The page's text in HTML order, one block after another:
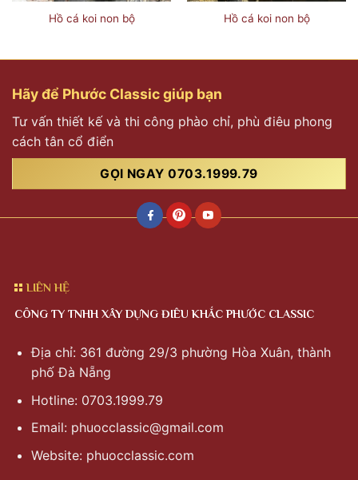
Hồ cá koi non bộ Hồ cá koi non bộ
Hãy để Phước Classic giúp bạn
Tư vấn thiết kế và thi công phào chỉ, phù điêu phong
cách tân cổ điển
GỌI NGAY 0703.1999.79
LIÊN HỆ
CÔNG TY TNHH XÂY DỰNG ĐIÊU KHẮC PHƯỚC CLASSIC
Địa chỉ: 361 đường 29/3 phường Hòa Xuân, thành
phố Đà Nẵng
Hotline: 0703.1999.79
Email: phuocclassic@gmail.com
Website: phuocclassic.com